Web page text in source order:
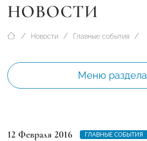
НОВОСТИ
Новости Главные события
Меню раздела
12 Февраля 2016 ГЛАВНЫЕ СОБЫТИЯ